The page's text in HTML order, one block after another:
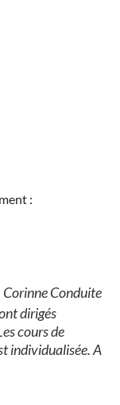
:
Conduite
dirigés
cours de
individualisée. A